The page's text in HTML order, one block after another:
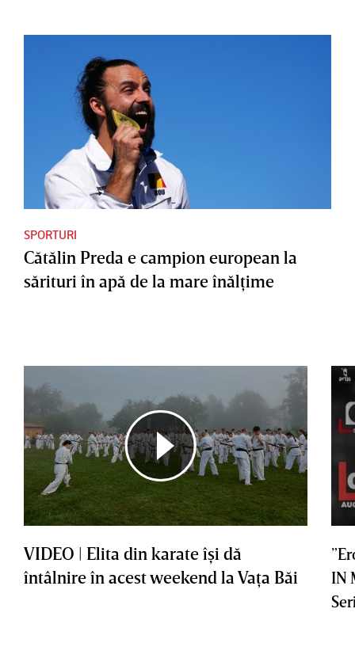
SPORTURI
Cătălin Preda e campion european la
sărituri în apă de la mare înălţime
VIDEO | Elita din karate îşi dă
întâlnire în acest weekend la Vaţa Băi
IN